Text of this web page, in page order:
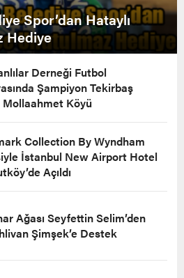
Spor’dan Hataylı
Hediye
Derneği Futbol
Şampiyon Tekirbaş
Köyü
Collection By Wyndham
İstanbul New Airport Hotel
Açıldı
Ağası Seyfettin Selim’den
Şimşek’e Destek